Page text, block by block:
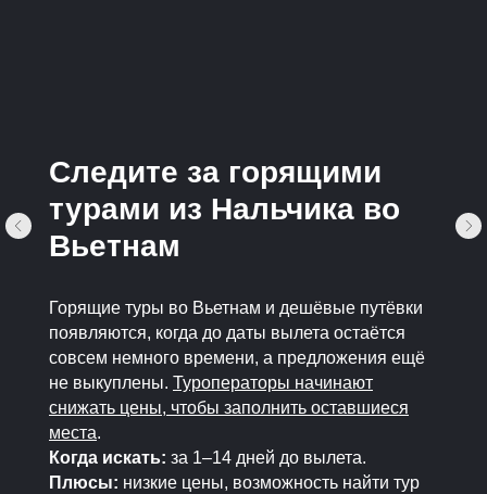
Следите за горящими
турами из Нальчика во
Вьетнам
Горящие туры во Вьетнам и дешёвые путёвки
появляются, когда до даты вылета остаётся
совсем немного времени, а предложения ещё
не выкуплены. Туроператоры начинают
снижать цены, чтобы заполнить оставшиеся
места.
Когда искать: за 1–14 дней до вылета.
Плюсы: низкие цены, возможность найти тур